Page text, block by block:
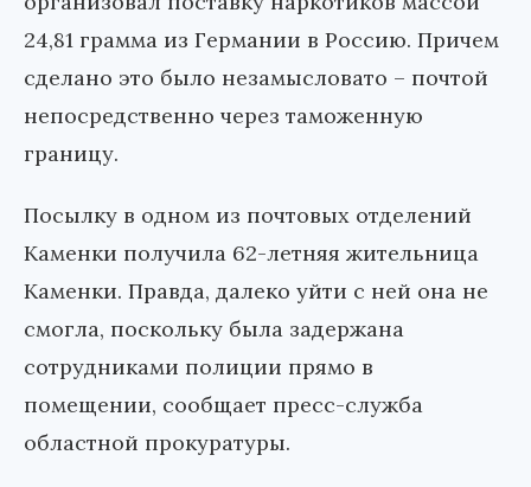
24,81 грамма из Германии в Россию. Причем
сделано это было незамысловато – почтой
непосредственно через таможенную
границу.
Посылку в одном из почтовых отделений
Каменки получила 62-летняя жительница
Каменки. Правда, далеко уйти с ней она не
смогла, поскольку была задержана
сотрудниками полиции прямо в
помещении, сообщает пресс-служба
областной прокуратуры.